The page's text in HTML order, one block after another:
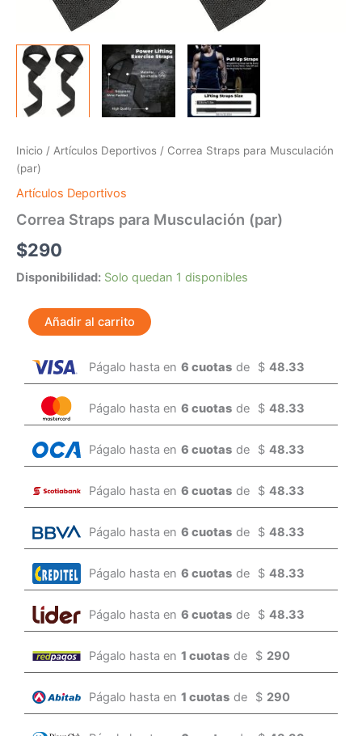
Inicio / Artículos Deportivos / Correa Straps para Musculación
(par)
Artículos Deportivos
Correa Straps para Musculación (par)
$290
Disponibilidad: Solo quedan 1 disponibles
Añadir al carrito
Págalo hasta en 6 cuotas de $ 48.33
Págalo hasta en 6 cuotas de $ 48.33
Págalo hasta en 6 cuotas de $ 48.33
Págalo hasta en 6 cuotas de $ 48.33
Págalo hasta en 6 cuotas de $ 48.33
Págalo hasta en 6 cuotas de $ 48.33
Págalo hasta en 6 cuotas de $ 48.33
Págalo hasta en 1 cuotas de $ 290
Págalo hasta en 1 cuotas de $ 290